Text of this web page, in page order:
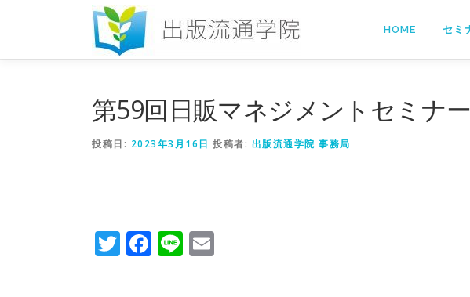
ン
HOME セミ
第59回日販マネジメントセミナ
投稿日: 2023年3月16日 投稿者: 出版流通学院 事務局
Twitter
Facebook
Line